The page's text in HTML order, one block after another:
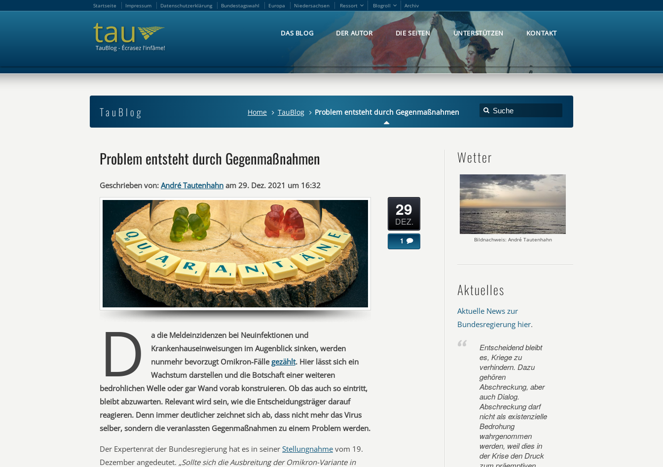
Startseite Impressum Datenschutzerklärung Bundestagswahl Europa Niedersachsen Ressort Blogroll Archiv
DAS BLOG DER AUTOR DIE SEITEN UNTERSTÜTZEN KONTAKT
TauBlog Home TauBlog Problem entsteht durch Gegenmaßnahmen
Problem entsteht durch Gegenmaßnahmen
Geschrieben von: André Tautenhahn am 29. Dez. 2021 um 16:32
D
a die Meldeinzidenzen bei Neuinfektionen und
Krankenhauseinweisungen im Augenblick sinken, werden
nunmehr bevorzugt Omikron-Fälle gezählt. Hier lässt sich ein
Wachstum darstellen und die Botschaft einer weiteren
bedrohlichen Welle oder gar Wand vorab konstruieren. Ob das auch so eintritt,
bleibt abzuwarten. Relevant wird sein, wie die Entscheidungsträger darauf
reagieren. Denn immer deutlicher zeichnet sich ab, dass nicht mehr das Virus
selber, sondern die veranlassten Gegenmaßnahmen zu einem Problem werden.
Der Expertenrat der Bundesregierung hat es in seiner Stellungnahme vom 19.
Dezember angedeutet. „Sollte sich die Ausbreitung der Omikron-Variante in
29
DEZ.
1
Wetter
Bildnachweis: André Tautenhahn
Aktuelles
Aktuelle News zur
Bundesregierung hier.
Entscheidend bleibt
es, Kriege zu
verhindern. Dazu
gehören
Abschreckung, aber
auch Dialog.
Abschreckung darf
nicht als existenzielle
Bedrohung
wahrgenommen
werden, weil dies in
der Krise den Druck
Startseite Impressum Datenschutzerklärung Bundestagswahl Europa Niedersachsen Ressort Blogroll Archiv
DAS BLOG DER AUTOR DIE SEITEN UNTERSTÜTZEN KONTAKT